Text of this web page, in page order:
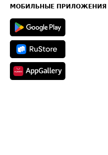
Техническая информация
МОБИЛЬНЫЕ ПРИЛОЖЕНИЯ